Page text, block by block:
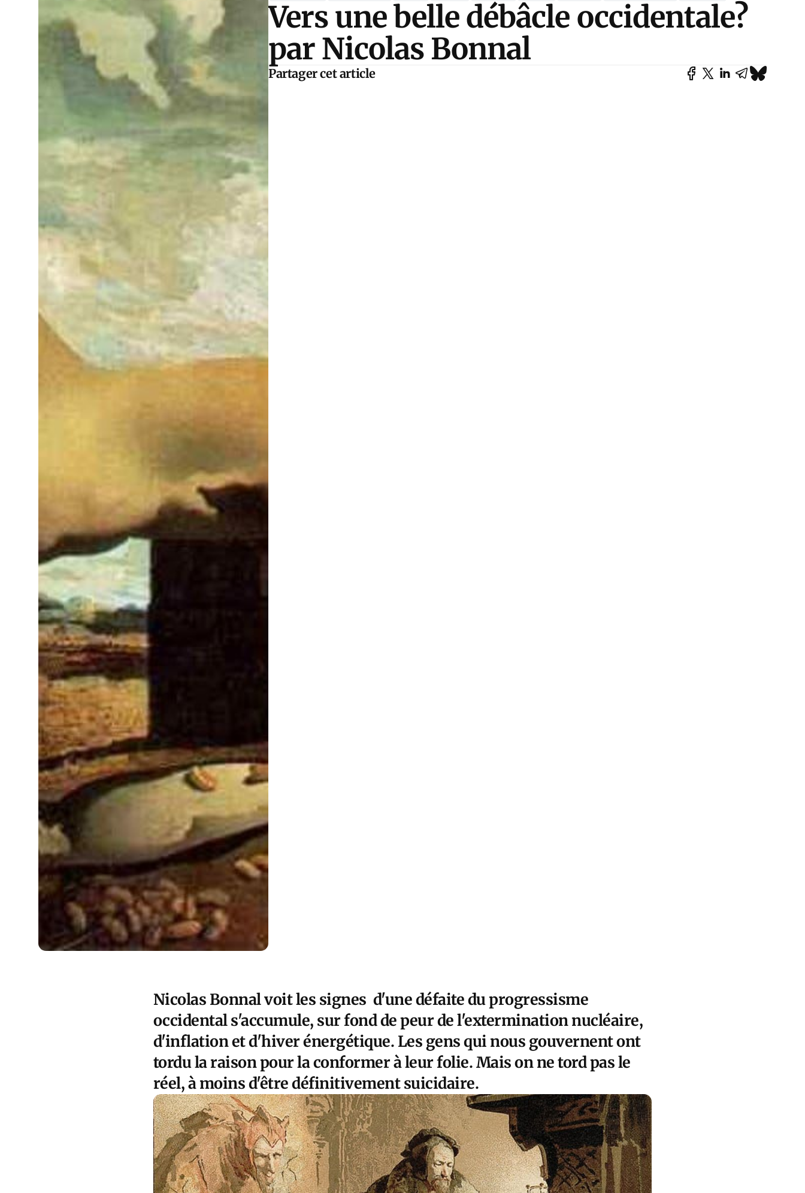
Vers une belle débâcle occidentale?
par Nicolas Bonnal
Partager cet article
Nicolas Bonnal voit les signes d'une défaite du progressisme
occidental s'accumule, sur fond de peur de l'extermination nucléaire,
d'inflation et d'hiver énergétique. Les gens qui nous gouvernent ont
tordu la raison pour la conformer à leur folie. Mais on ne tord pas le
réel, à moins d'être définitivement suicidaire.